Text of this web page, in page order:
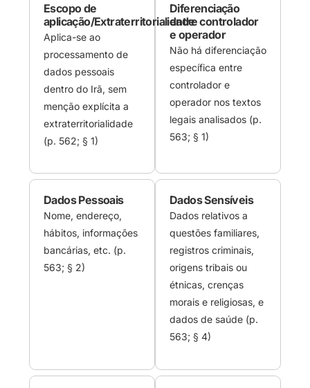
Escopo de
aplicação/Extraterritorialidade
Aplica-se ao
processamento de
dados pessoais
dentro do Irã, sem
menção explícita a
extraterritorialidade
(p. 562; § 1)
Diferenciação
entre controlador
e operador
Não há diferenciação
específica entre
controlador e
operador nos textos
legais analisados (p.
563; § 1)
Dados Pessoais
Nome, endereço,
hábitos, informações
bancárias, etc. (p.
563; § 2)
Dados Sensíveis
Dados relativos a
questões familiares,
registros criminais,
origens tribais ou
étnicas, crenças
morais e religiosas, e
dados de saúde (p.
563; § 4)